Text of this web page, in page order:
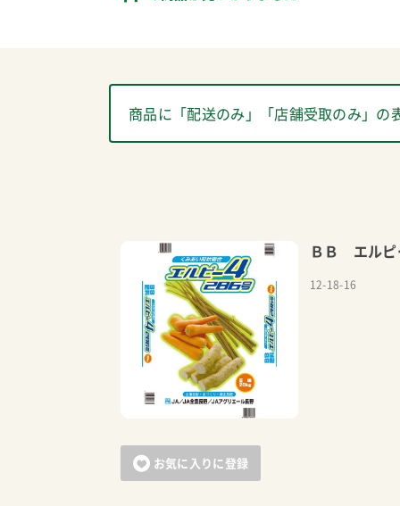
商品に「配送のみ」「店舗受取のみ」
お気に入りに登録
ＢＢ エルピ
12-18-16